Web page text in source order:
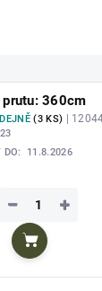
360cm
(3 KS) |
DO:
11.8.2026
+
−
Do